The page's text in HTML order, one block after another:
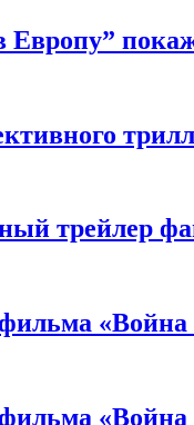
трейлер